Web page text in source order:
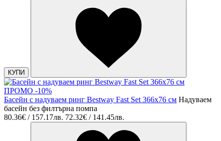
КУПИ
ПРОМО -10%
Басейн с надуваем ринг Bestway Fast Set 366x76 см Надуваем
басейн без филтърна помпа
80.36€ / 157.17лв. 72.32€ / 141.45лв.